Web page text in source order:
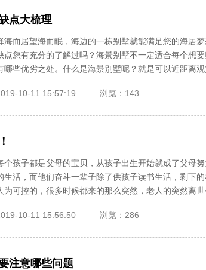
点大梳理
海而居望海而眠，海边的一栋别墅就能满足您的海居
点您有充分的了解过吗？海景别墅不一定适合每个想
哪些优劣之处。什么是海景别墅呢？就是可以近距离
10-11 15:57:19 浏览：143
个孩子都是父母的宝贝，从孩子出生开始就成了父母
生活，而他们奋斗一辈子除了供孩子读书生活，剩下
为可控的，很多时候都来的那么突然，老人的突然离
10-11 15:56:50 浏览：286
注意哪些问题